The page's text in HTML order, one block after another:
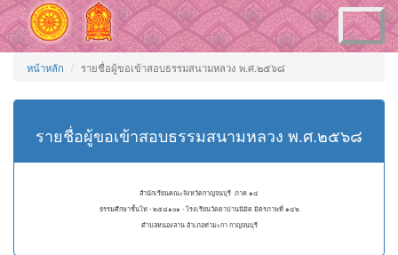
Toggle
navigation
หน้าหลัก รายชื่อผู้ขอเข้าสอบธรรมสนามหลวง พ.ศ.๒๕๖๘
รายชื่อผู้ขอเข้าสอบธรรมสนามหลวง พ.ศ.๒๕๖๘
สำนักเรียนคณะจังหวัดกาญจนบุรี ภาค ๑๔
ธรรมศึกษาชั้นโท - ๒๕๘๑๐๑ - โรงเรียนวัดดาปานนิมิต มิตรภาพที่ ๑๔๒
ตำบลหนองลาน อำเภอท่ามะกา กาญจนบุรี